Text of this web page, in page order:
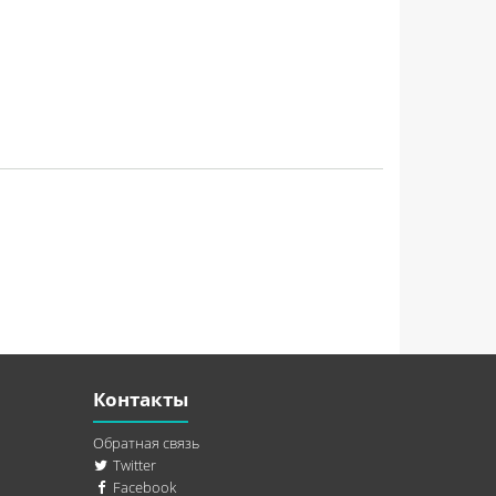
Контакты
Обратная связь
Twitter
Facebook